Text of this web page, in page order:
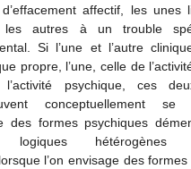
affectif, les unes
les autres à un trouble
Si l’une et l’autre
propre, l’une, celle de
psychique, ces
conceptuellement se
des formes psychiques
hétérogènes
l’on envisage des